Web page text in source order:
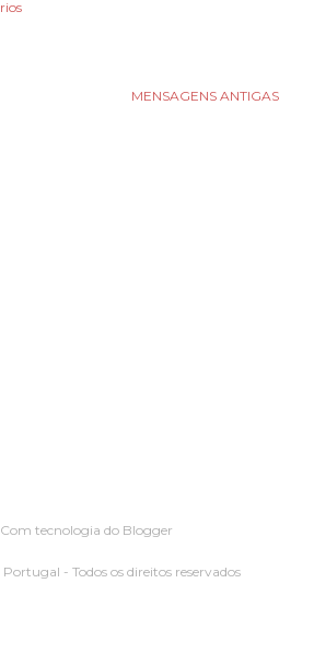
MENSAGENS ANTIGAS
Com tecnologia do Blogger
- Todos os direitos reservados